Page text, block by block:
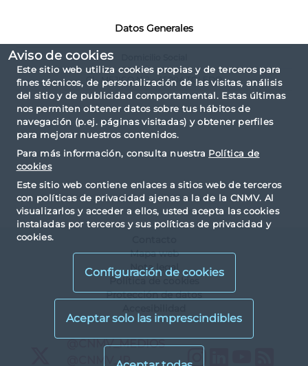
Aviso de cookies
Este sitio web utiliza cookies propias y de terceros para
fines técnicos, de personalización de las visitas, análisis
del sitio y de publicidad comportamental. Estas últimas
nos permiten obtener datos sobre tus hábitos de
navegación (p.ej. páginas visitadas) y obtener perfiles
para mejorar nuestros contenidos.
Para más información, consulta nuestra Política de
cookies
Este sitio web contiene enlaces a sitios web de terceros
con políticas de privacidad ajenas a la de la CNMV. Al
visualizarlos y acceder a ellos, usted acepta las cookies
instaladas por terceros y sus políticas de privacidad y
cookies.
Configuración de cookies
Datos Generales
CL. MEJICO N.2 - 45004 TOLEDO
Mapa web
Nota legal
Política de cookies
Protección de datos
@CNMV_MEDIOS
@CNMV_IP